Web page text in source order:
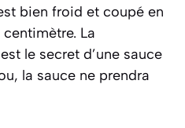
bien froid et coupé en
La
le secret d’une sauce
la sauce ne prendra